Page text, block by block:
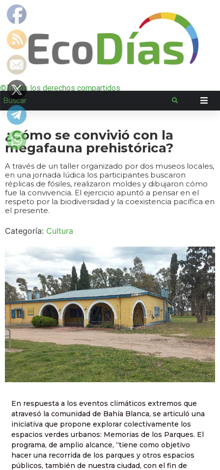
©Todos los derechos compartidos
¿Cómo se convivió con la
megafauna prehistórica?
A través de un taller organizado por dos museos locales,
en una jornada lúdica los participantes buscaron
réplicas de fósiles, realizaron moldes y dibujaron cómo
fue la convivencia. El ejercicio apuntó a pensar en el
respeto por la biodiversidad y la coexistencia pacífica en
el presente.
Categoría: Cultura
En respuesta a los eventos climáticos extremos que
atravesó la comunidad de Bahía Blanca, se articuló una
iniciativa que propone explorar colectivamente los
espacios verdes urbanos: Memorias de los Parques. El
programa, de amplio alcance, “tiene como objetivo
hacer una recorrida de los parques y otros espacios
públicos, también de nuestra ciudad, con el fin de